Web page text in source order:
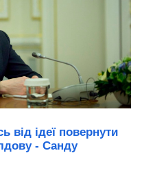
від ідеї повернути
- Санду